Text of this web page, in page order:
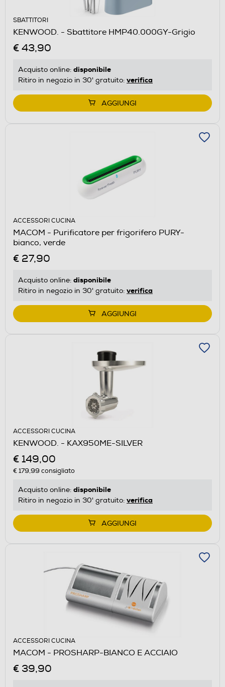
SBATTITORI
KENWOOD. - Sbattitore HMP40.000GY-Grigio
€ 43,90
Acquisto online: disponibile
Ritiro in negozio in 30' gratuito: verifica
AGGIUNGI
ACCESSORI CUCINA
MACOM - Purificatore per frigorifero PURY-
bianco, verde
€ 27,90
Acquisto online: disponibile
Ritiro in negozio in 30' gratuito: verifica
AGGIUNGI
ACCESSORI CUCINA
KENWOOD. - KAX950ME-SILVER
€ 149,00
€ 179,99 consigliato
Acquisto online: disponibile
Ritiro in negozio in 30' gratuito: verifica
AGGIUNGI
ACCESSORI CUCINA
MACOM - PROSHARP-BIANCO E ACCIAIO
€ 39,90